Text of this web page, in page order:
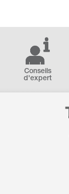
Conseils
d'expert